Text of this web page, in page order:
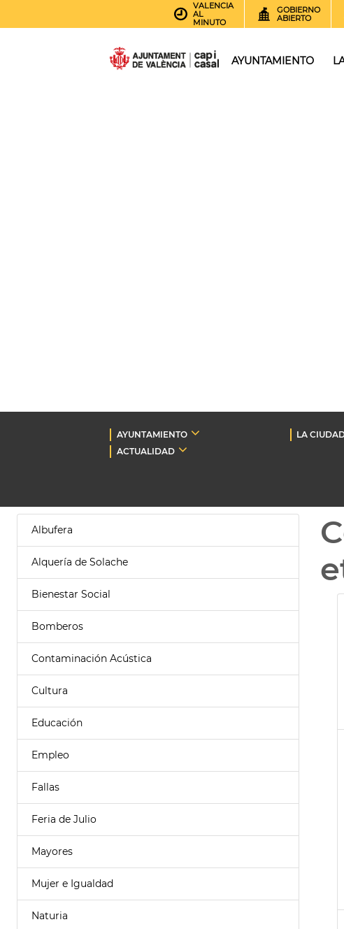
VALENCIA
AL
MINUTO
GOBIERNO
ABIERTO
AYUNTAMIENTO
AYUNTAMIENTO LA
ACTUALIDAD
Albufera
Alquería de Solache
Bienestar Social
Bomberos
Contaminación Acústica
Cultura
Educación
Empleo
Fallas
Feria de Julio
Mayores
Mujer e Igualdad
Naturia